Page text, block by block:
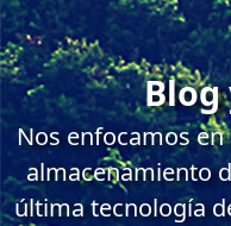
Blog
Nos enfocamos
almacenamiento
última tecnología